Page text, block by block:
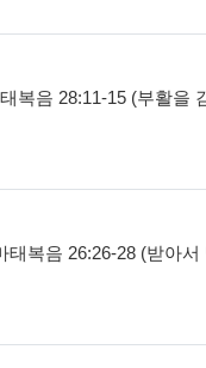
복음 28:11-15 (부활을
태복음 26:26-28 (받아